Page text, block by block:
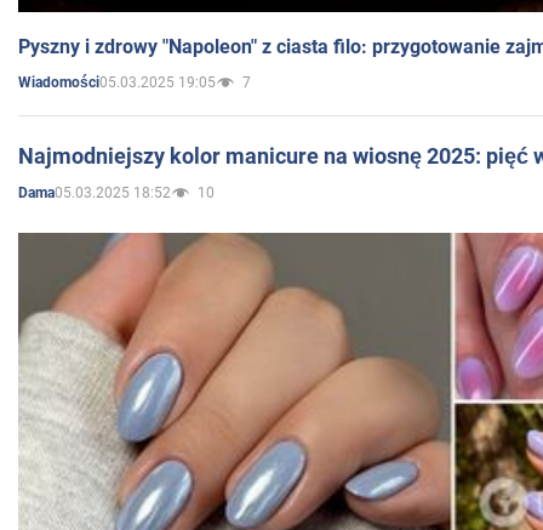
Pyszny i zdrowy "Napoleon" z ciasta filo: przygotowanie
Wiadomości05.03.2025 19:05 7
Najmodniejszy kolor manicure na wiosnę 2025: pięć
Dama05.03.2025 18:52 10